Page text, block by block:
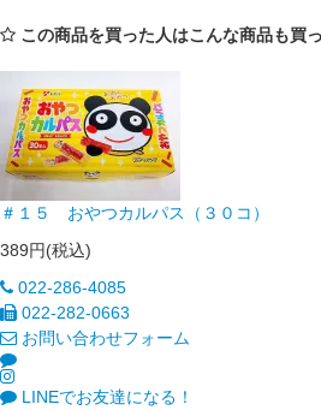
この商品を買った人はこんな商品も買
＃１５ おやつカルパス（３０コ）
389円(税込)
022-286-4085
022-282-0663
お問い合わせフォーム
LINEでお友達になる！